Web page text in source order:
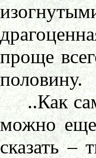
проще
половину.
..Как сам
можно еще
сказать –